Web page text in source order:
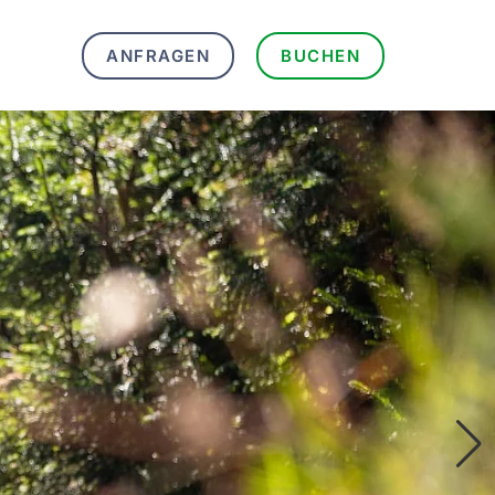
ANFRAGEN BUCHEN